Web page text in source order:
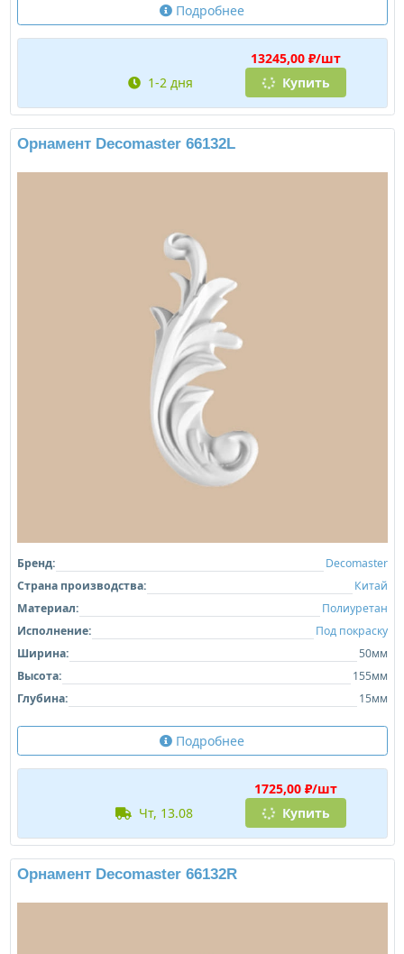
Подробнее
13245,00 ₽/шт
1-2 дня
Купить
Орнамент Decomaster 66132L
Бренд:
Decomaster
Страна производства:
Китай
Материал:
Полиуретан
Исполнение:
Под покраску
Ширина:
50мм
Высота:
155мм
Глубина:
15мм
Подробнее
1725,00 ₽/шт
чт, 13.08
Купить
Орнамент Decomaster 66132R